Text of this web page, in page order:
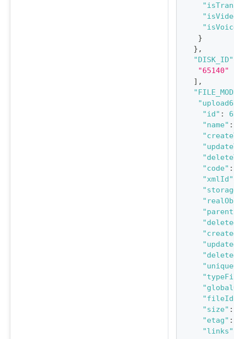
}
} ,
"DISK_ID"
"65140"
] ,
"id" :
"name" :
"code" :
"xmlId"
"size" :
"etag" :
"links"